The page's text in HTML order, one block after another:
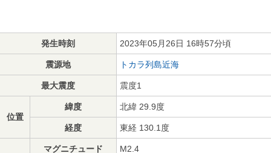
発生時刻 2023年05月26日 16時57分頃
震源地 トカラ列島近海
最大震度 震度1
位置
緯度 北緯 29.9度
経度 東経 130.1度
マグニチュード M2.4